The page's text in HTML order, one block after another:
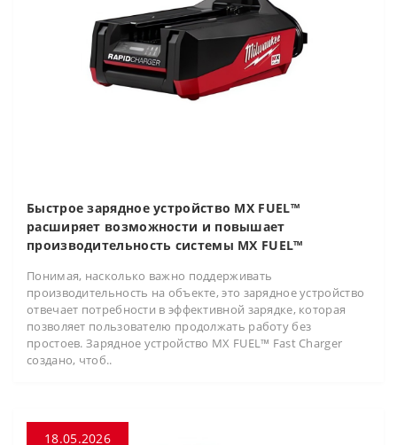
Быстрое зарядное устройство MX FUEL™
расширяет возможности и повышает
производительность системы MX FUEL™
Понимая, насколько важно поддерживать
производительность на объекте, это зарядное устройство
отвечает потребности в эффективной зарядке, которая
позволяет пользователю продолжать работу без
простоев. Зарядное устройство MX FUEL™ Fast Charger
создано, чтоб..
18.05.2026